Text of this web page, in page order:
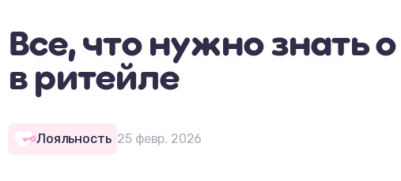
Все, что нужно знать
в ритейле
Лояльность 25 февр. 2026